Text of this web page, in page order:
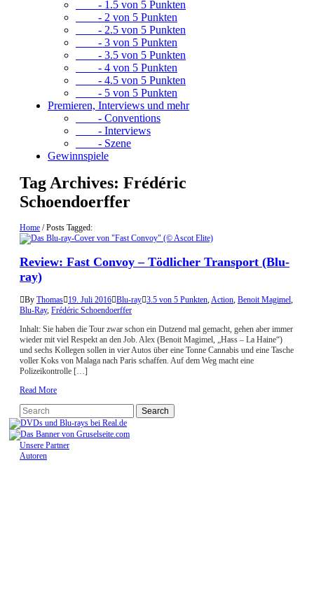
- 1.5 von 5 Punkten
- 2 von 5 Punkten
- 2.5 von 5 Punkten
- 3 von 5 Punkten
- 3.5 von 5 Punkten
- 4 von 5 Punkten
- 4.5 von 5 Punkten
- 5 von 5 Punkten
Premieren, Interviews und mehr
- Conventions
- Interviews
- Szene
Gewinnspiele
Tag Archives: Frédéric
Schoendoerffer
Home /Posts Tagged:
Review: Fast Convoy – Tödlicher Transport (Blu-
ray)
By Thomas 19. Juli 2016 Blu-ray 3.5 von 5 Punkten,Action, Benoit Magimel,
Blu-Ray, Frédéric Schoendoerffer
Inhalt: Sie haben die Tour zwar schon ein Dutzend mal gemacht, gehen aber immer
wieder mit viel Respekt an den Job. Alex (Benoit Magimel, „Hass – La Haine“)
und sechs Kollegen sollen in vier Autos über eine Tonne Cannabis und eine Tasche
voller Koks von Malaga nach Paris schaffen. Auf dem Weg macht eine
Polizeikontrolle […]
Read More
Unsere Partner
Autoren